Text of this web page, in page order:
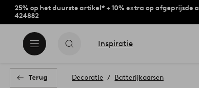
25% op het duurste artikel* + 10% extra op afgeprijsde
424882
Inspiratie
Terug Decoratie Batterijkaarsen